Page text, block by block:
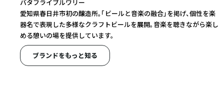
バタフライブルワリー
愛知県春日井市初の醸造所。「ビールと音楽の融合」を掲げ、個性を楽
器名で表現した多様なクラフトビールを展開。音楽を聴きながら楽し
める憩いの場を提供しています。
ブランドをもっと知る